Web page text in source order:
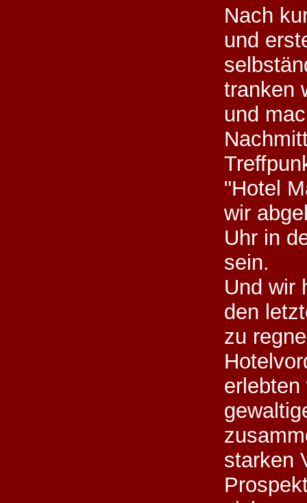
Nach
und
tranken
und
"Hotel
wir
Uhr in
sein.
Und wir
den
zu
erlebten
starken